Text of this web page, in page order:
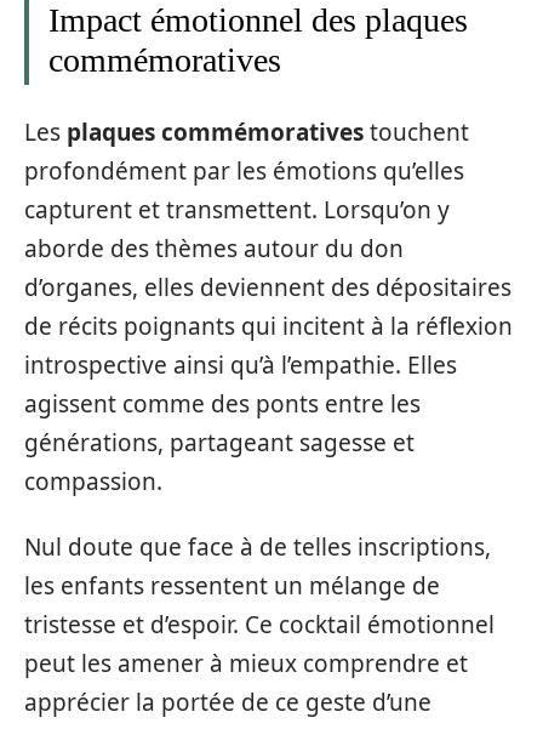
Impact émotionnel des plaques
commémoratives
Les plaques commémorativestouchent
profondément par les émotions qu’elles
capturent et transmettent. Lorsqu’on y
aborde des thèmes autour du don
d’organes, elles deviennent des dépositaires
de récits poignants qui incitent à la réflexion
introspective ainsi qu’à l’empathie. Elles
agissent comme des ponts entre les
générations, partageant sagesse et
compassion.
Nul doute que face à de telles inscriptions,
les enfants ressentent un mélange de
tristesse et d’espoir. Ce cocktail émotionnel
peut les amener à mieux comprendre et
apprécier la portée de ce geste d’une